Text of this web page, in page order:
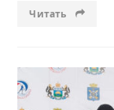
Читать